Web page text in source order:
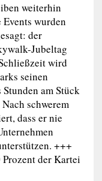
weiterhin
Events wurden
der
Jubeltag
wird
seinen
am Stück
schwerem
dass er nie
+++
der Kartei